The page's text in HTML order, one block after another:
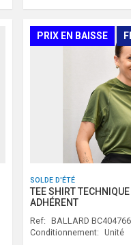
PRIX EN BAISSE
SOLDE D'ÉTÉ
TEE SHIRT
ADHÉRENT
Ref: BALLARD BC404766
Conditionnement: Unité